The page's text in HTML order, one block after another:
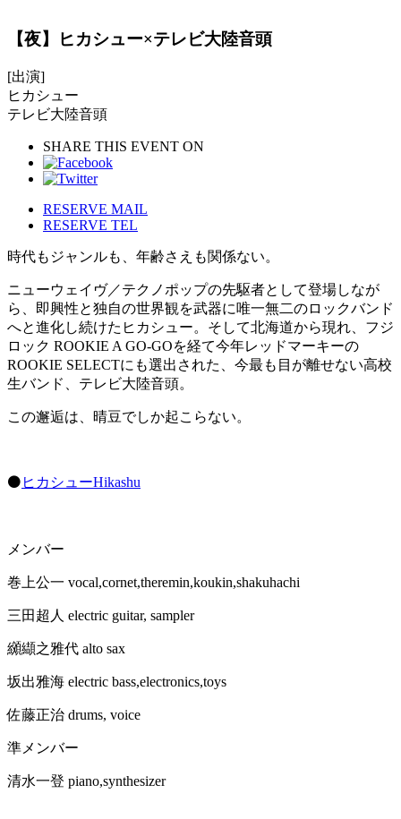
【夜】ヒカシュー×テレビ大陸音頭
[出演]
ヒカシュー
テレビ大陸音頭
SHARE THIS EVENT ON
RESERVE MAIL
RESERVE TEL
時代もジャンルも、年齢さえも関係ない。
ニューウェイヴ／テクノポップの先駆者として登場しなが
ら、即興性と独自の世界観を武器に唯一無二のロックバンド
へと進化し続けたヒカシュー。そして北海道から現れ、フジ
ロック ROOKIE A GO-GOを経て今年レッドマーキーの
ROOKIE SELECTにも選出された、今最も目が離せない高校
生バンド、テレビ大陸音頭。
この邂逅は、晴豆でしか起こらない。
⚫️ ヒカシューHikashu
メンバー
巻上公一 vocal,cornet,theremin,koukin,shakuhachi
三田超人 electric guitar, sampler
纐纈之雅代 alto sax
坂出雅海 electric bass,electronics,toys
佐藤正治 drums, voice
準メンバー
清水一登 piano,synthesizer